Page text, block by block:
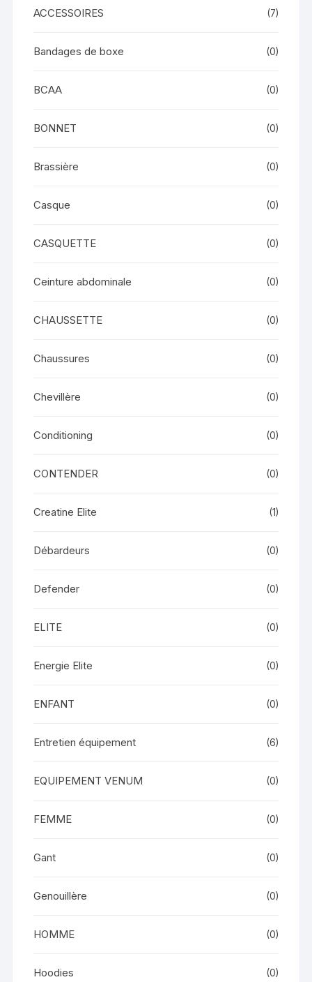
ACCESSOIRES (7)
Bandages de boxe (0)
BCAA (0)
BONNET (0)
Brassière (0)
Casque (0)
CASQUETTE (0)
Ceinture abdominale (0)
CHAUSSETTE (0)
Chaussures (0)
Chevillère (0)
Conditioning (0)
CONTENDER (0)
Creatine Elite (1)
Débardeurs (0)
Defender (0)
ELITE (0)
Energie Elite (0)
ENFANT (0)
Entretien équipement (6)
EQUIPEMENT VENUM (0)
FEMME (0)
Gant (0)
Genouillère (0)
HOMME (0)
Hoodies (0)